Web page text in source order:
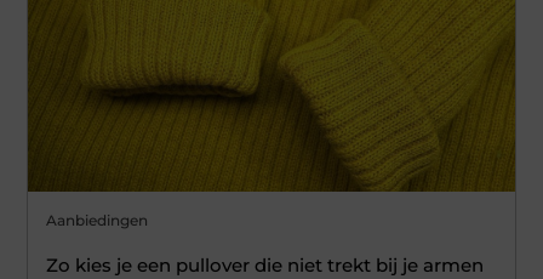
Aanbiedingen
Zo kies je een pullover die niet trekt bij je armen